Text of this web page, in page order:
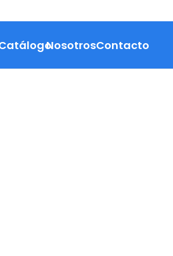
NosotrosContacto